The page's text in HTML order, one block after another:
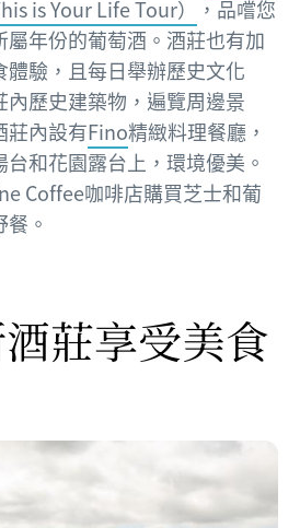
is Your Life Tour）
，品嚐您
年份的葡萄酒。酒莊也有加
驗，且每日舉辦歷史文化
歷史建築物，遍覽周邊景
莊內設有Fino精緻料理餐廳，
和花園露台上，環境優美。
Coffee咖啡店購買芝士和葡
。
莊享受美食